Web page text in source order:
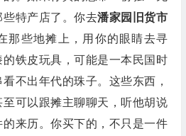
些特产店了。你去潘家园旧货市
那些地摊上，用你的眼睛去寻
铁皮玩具，可能是一本民国时
不出年代的珠子。这些东西，
可以跟摊主聊聊天，听他胡说
来历。你买下的，不只是一件